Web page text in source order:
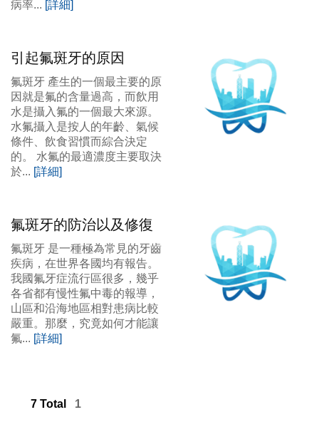
病率... [詳細]
引起氟斑牙的原因
氟斑牙 產生的一個最主要的原
因就是氟的含量過高，而飲用
水是攝入氟的一個最大來源。
水氟攝入是按人的年齡、氣候
條件、飲食習慣而綜合決定
的。 水氟的最適濃度主要取決
於... [詳細]
氟斑牙的防治以及修復
氟斑牙 是一種極為常見的牙齒
疾病，在世界各國均有報告。
我國氟牙症流行區很多，幾乎
各省都有慢性氟中毒的報導，
山區和沿海地區相對患病比較
嚴重。那麼，究竟如何才能讓
氟... [詳細]
7 Total 1